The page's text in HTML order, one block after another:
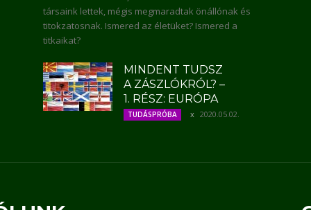
társaink lettek, mégis megmaradtak önállónak és
titokzatosnak. Ismered az életüket? Ismered a
titkaikat?
MINDENT TUDSZ
A ZÁSZLÓKRÓL? –
1. RÉSZ: EURÓPA
TUDÁSPRÓBA 2020.05.02.